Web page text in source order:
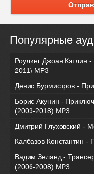
Популярные
Роулинг Джоан Кэтлин
2011) MP3
Денис Бурмистров -
Борис Акунин -
(2003-2018) МР3
Дмитрий Глуховский -
Калбазов Константин -
Вадим Зеланд -
(2006-2008) MP3